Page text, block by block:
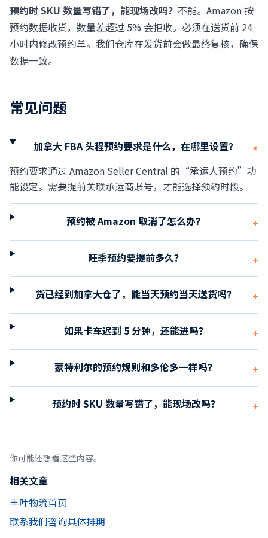
预约时 SKU 数量写错了，能现场改吗？ 不能。Amazon 按
预约数据收货，数量差超过 5% 会拒收。必须在送货前 24
小时内修改预约单。我们仓库在发货前会做最终复核，确保
数据一致。
常见问题
加拿大 FBA 头程预约要求是什么，在哪里设置？ +
预约要求通过 Amazon Seller Central 的“承运人预约”功
能设定。需要提前关联承运商账号，才能选择预约时段。
预约被 Amazon 取消了怎么办？ +
旺季预约要提前多久？ +
货已经到加拿大仓了，能当天预约当天送货吗？ +
如果卡车迟到 5 分钟，还能进吗？ +
蒙特利尔的预约规则和多伦多一样吗？ +
预约时 SKU 数量写错了，能现场改吗？ +
你可能还想看这些内容。
相关文章
丰叶物流首页
联系我们咨询具体排期